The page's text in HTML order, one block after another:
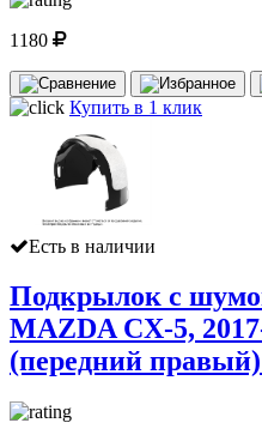
1180
Купить в 1 клик
Есть в наличии
Подкрылок с
MAZDA CX-5,
(передний